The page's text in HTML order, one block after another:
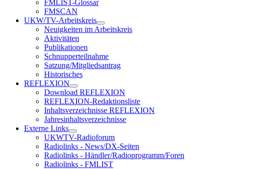
FMLIST-Glossar
FMSCAN
UKW/TV-Arbeitskreis
Neuigkeiten im Arbeitskreis
Aktivitäten
Publikationen
Schnupperteilnahme
Satzung/Mitgliedsantrag
Historisches
REFLEXION
Download REFLEXION
REFLEXION-Redaktionsliste
Inhaltsverzeichnisse REFLEXION
Jahresinhaltsverzeichnisse
Externe Links
UKWTV-Radioforum
Radiolinks - News/DX-Seiten
Radiolinks - Händler/Radioprogramm/Foren
Radiolinks - FMLIST